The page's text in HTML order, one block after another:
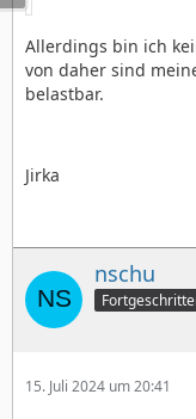
Allerdings bin ich
von daher sind
belastbar.
Jirka
nschu
15. Juli 2024 um 20:41